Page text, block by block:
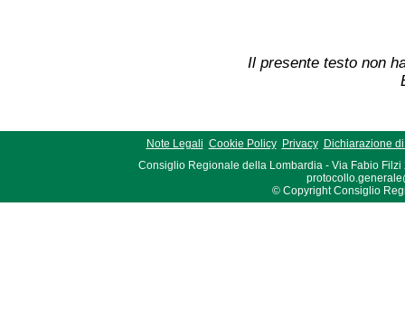
Il presente testo non
Note Legali Cookie Policy Privacy
Dichiarazione
Consiglio Regionale della Lombardia - Via Fabio Filzi
© Copyright Consiglio